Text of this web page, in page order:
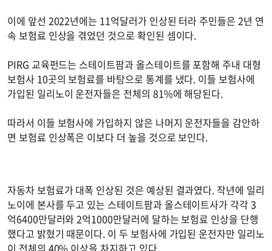
이에 앞선 2022년에는 11억달러가 인상된 터라 주민들은 2년 연
속 보험료 인상을 겪었던 것으로 확인된 셈이다.
PIRG 교육펀드는 스테이트팜과 올스테이트를 포함해 주내 대형
보험사 10곳의 보험료를 바탕으로 통계를 냈다. 이들 보험사에
가입된 일리노이 운전자들은 전체의 81%에 해당된다.
따라서 이들 보험사에 가입하지 않은 나머지 운전자들을 감안하
면 보험료 인상폭은 이보다 더 높을 것으로 보인다.
자동차 보험료가 대폭 인상된 것은 예상된 결과였다. 작년에 일리
노이에 본사를 두고 있는 스테이트팜과 올스테이트사가 각각 3
억6400만달러와 2억1000만달러에 달하는 보험료 인상을 단행
했다고 밝혔기 때문이다. 이 두 보험사에 가입된 운전자만 일리노
이 전체의 40% 이상을 차지하고 있다.